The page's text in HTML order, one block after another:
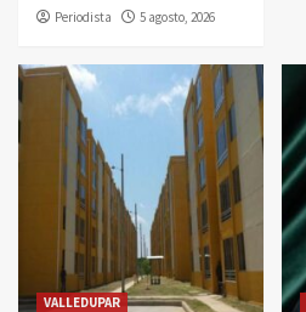
Periodista 5 agosto, 2026
VALLEDUPAR